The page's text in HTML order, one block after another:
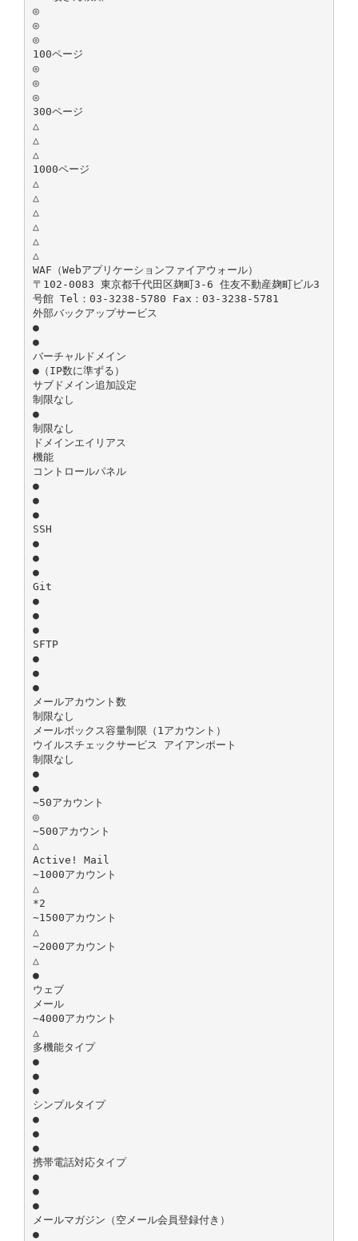
◎
◎
◎
100ページ
◎
◎
◎
300ページ
△
△
△
1000ページ
△
△
△
△
△
△
WAF（Webアプリケーションファイアウォール）
〒102-0083 東京都千代田区麹町3-6 住友不動産麹町ビル3
号館 Tel：03-3238-5780 Fax：03-3238-5781
外部バックアップサービス
●
●
バーチャルドメイン
●（IP数に準ずる）
サブドメイン追加設定
制限なし
●
制限なし
ドメインエイリアス
機能
コントロールパネル
●
●
●
SSH
●
●
●
Git
●
●
●
SFTP
●
●
●
メールアカウント数
制限なし
メールボックス容量制限（1アカウント）
ウイルスチェックサービス アイアンポート
制限なし
●
●
∼50アカウント
◎
∼500アカウント
△
Active! Mail
∼1000アカウント
△
*2
∼1500アカウント
△
∼2000アカウント
△
●
ウェブ
メール
∼4000アカウント
△
多機能タイプ
●
●
●
シンプルタイプ
●
●
●
携帯電話対応タイプ
●
●
●
メールマガジン（空メール会員登録付き）
●